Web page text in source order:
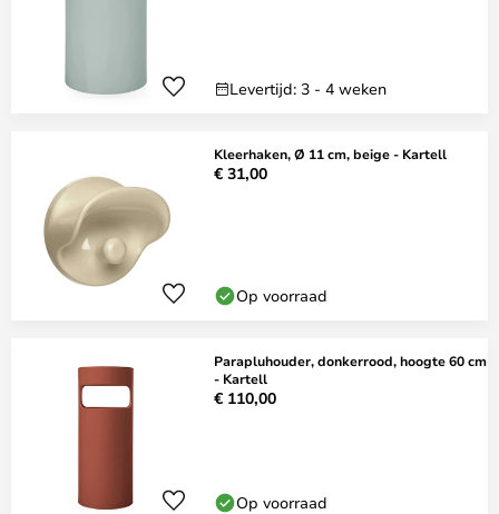
Levertijd: 3 - 4 weken
Kleerhaken, Ø 11 cm, beige - Kartell
€ 31,00
Op voorraad
Parapluhouder, donkerrood, hoogte 60 cm
- Kartell
€ 110,00
Op voorraad